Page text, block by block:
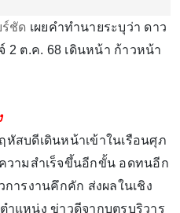
ชัด เผยคำทำนายระบุว่า ดาว
2 ต.ค. 68 เดินหน้า ก้าวหน้า
สบดีเดินหน้าเข้าในเรือนศุภ
วามสำเร็จขึ้นอีกขั้น อดทนอีก
ารงานคึกคัก ส่งผลในเชิง
ำแหน่ง ข่าวดีจากบุตรบริวาร